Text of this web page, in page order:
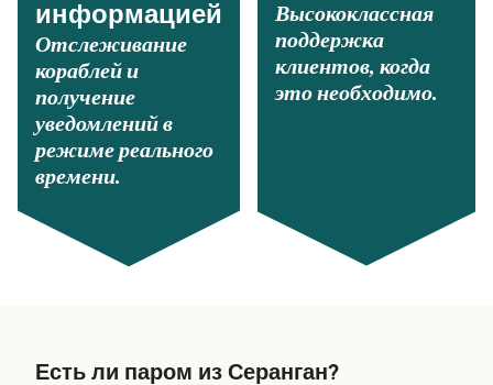
информацией
Отслеживание
кораблей и
получение
уведомлений в
режиме реального
времени.
Высококлассная
поддержка
клиентов, когда
это необходимо.
Есть ли паром из Серанган?